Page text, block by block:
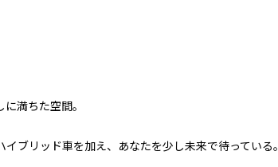
満ちた空間。
ブリッド車を加え、あなたを少し未来で待っている。